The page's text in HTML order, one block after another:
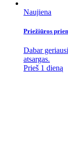
Naujiena
Priežiūros
Dabar
atsargas.
Prieš 1 dieną